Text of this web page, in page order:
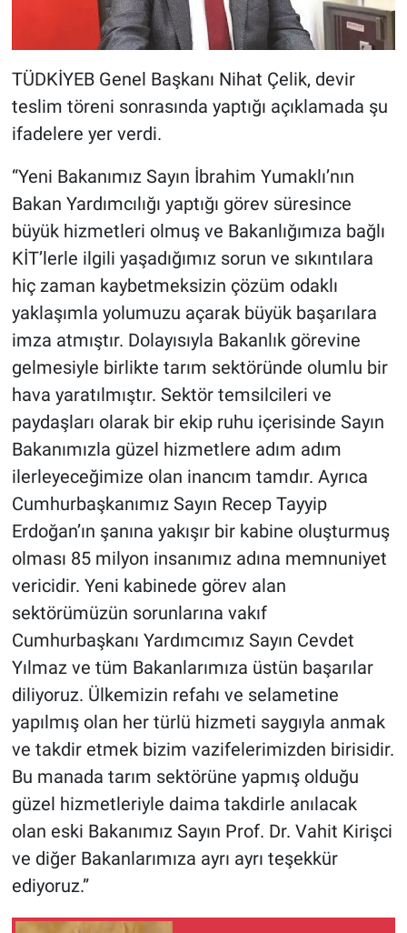
TÜDKİYEB Genel Başkanı Nihat Çelik, devir
teslim töreni sonrasında yaptığı açıklamada şu
ifadelere yer verdi.
“Yeni Bakanımız Sayın İbrahim Yumaklı’nın
Bakan Yardımcılığı yaptığı görev süresince
büyük hizmetleri olmuş ve Bakanlığımıza bağlı
KİT’lerle ilgili yaşadığımız sorun ve sıkıntılara
hiç zaman kaybetmeksizin çözüm odaklı
yaklaşımla yolumuzu açarak büyük başarılara
imza atmıştır. Dolayısıyla Bakanlık görevine
gelmesiyle birlikte tarım sektöründe olumlu bir
hava yaratılmıştır. Sektör temsilcileri ve
paydaşları olarak bir ekip ruhu içerisinde Sayın
Bakanımızla güzel hizmetlere adım adım
ilerleyeceğimize olan inancım tamdır. Ayrıca
Cumhurbaşkanımız Sayın Recep Tayyip
Erdoğan’ın şanına yakışır bir kabine oluşturmuş
olması 85 milyon insanımız adına memnuniyet
vericidir. Yeni kabinede görev alan
sektörümüzün sorunlarına vakıf
Cumhurbaşkanı Yardımcımız Sayın Cevdet
Yılmaz ve tüm Bakanlarımıza üstün başarılar
diliyoruz. Ülkemizin refahı ve selametine
yapılmış olan her türlü hizmeti saygıyla anmak
ve takdir etmek bizim vazifelerimizden birisidir.
Bu manada tarım sektörüne yapmış olduğu
güzel hizmetleriyle daima takdirle anılacak
olan eski Bakanımız Sayın Prof. Dr. Vahit Kirişci
ve diğer Bakanlarımıza ayrı ayrı teşekkür
ediyoruz.”